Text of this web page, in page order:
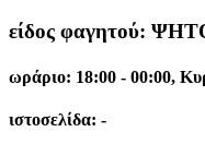
είδος φαγητού:
ωράριο: 18:00 - 00:00,
ιστοσελίδα: -